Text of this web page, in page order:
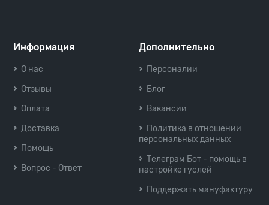
Информация
О нас
Отзывы
Оплата
Доставка
Помощь
Вопрос - Ответ
Дополнительно
Персоналии
Блог
Вакансии
Политика в отношении
персональных данных
Телеграм Бот - помощь в
настройке гуслей
Поддержать мануфактуру